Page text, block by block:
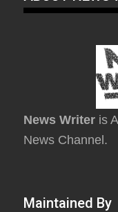
News Writer is
News Channel.
Maintained By